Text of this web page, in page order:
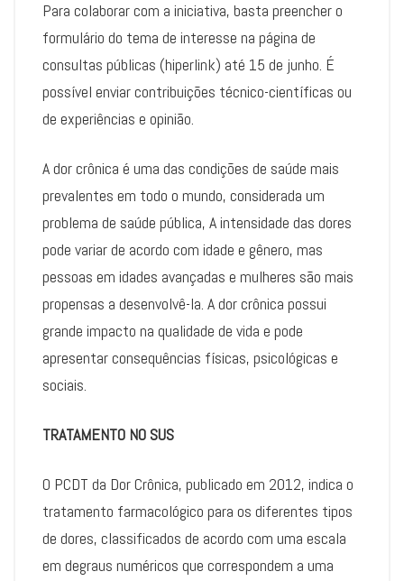
Para colaborar com a iniciativa, basta preencher o
formulário do tema de interesse na página de
consultas públicas (hiperlink) até 15 de junho. É
possível enviar contribuições técnico-científicas ou
de experiências e opinião.
A dor crônica é uma das condições de saúde mais
prevalentes em todo o mundo, considerada um
problema de saúde pública, A intensidade das dores
pode variar de acordo com idade e gênero, mas
pessoas em idades avançadas e mulheres são mais
propensas a desenvolvê-la. A dor crônica possui
grande impacto na qualidade de vida e pode
apresentar consequências físicas, psicológicas e
sociais.
TRATAMENTO NO SUS
O PCDT da Dor Crônica, publicado em 2012, indica o
tratamento farmacológico para os diferentes tipos
de dores, classificados de acordo com uma escala
em degraus numéricos que correspondem a uma